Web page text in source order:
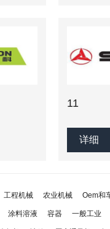
11
详细
工程机械 农业机械 Oem和
涂料溶液 容器 一般工业